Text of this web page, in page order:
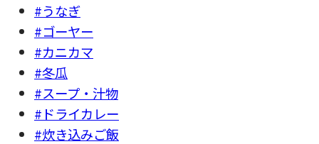
#うなぎ
#ゴーヤー
#カニカマ
#冬瓜
#スープ・汁物
#ドライカレー
#炊き込みご飯